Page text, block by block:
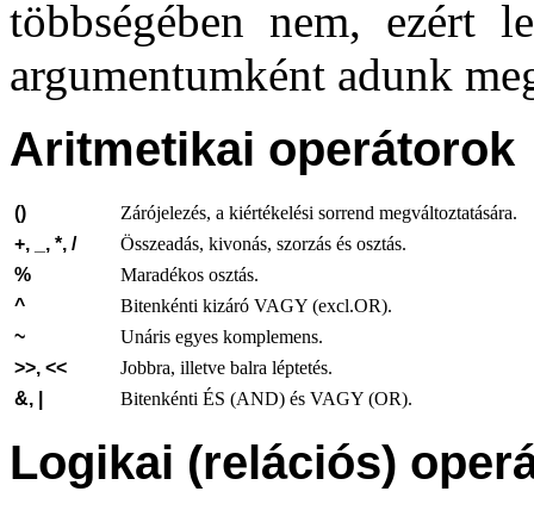
többségében nem, ezért
argumentumként adunk
Aritmetikai operátorok
()
Zárójelezés, a kiértékelési sorrend megváltoztatására.
+,
_, *, /
Összeadás, kivonás, szorzás és osztás.
%
Maradékos osztás.
^
Bitenkénti kizáró VAGY (excl.OR).
~
Unáris egyes komplemens.
>>, <<
Jobbra, illetve balra léptetés.
&,
Bitenkénti ÉS (AND) és VAGY (OR).
Logikai (relációs)